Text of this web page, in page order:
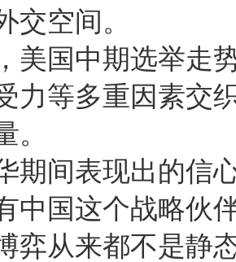
交空间。
美国中期选举走
力等多重因素交
。
期间表现出的信
中国这个战略伙
弈从来都不是静